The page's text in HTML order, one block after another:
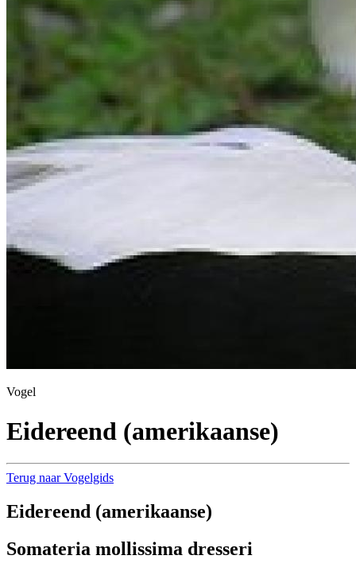
Vogel
Eidereend (amerikaanse)
Terug naar Vogelgids
Eidereend (amerikaanse)
Somateria mollissima dresseri